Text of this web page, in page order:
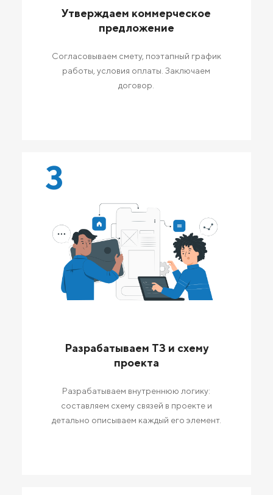
Утверждаем коммерческое
предложение
Согласовываем смету, поэтапный график
работы, условия оплаты. Заключаем
договор.
3
Разрабатываем ТЗ и схему
проекта
Разрабатываем внутреннюю логику:
составляем схему связей в проекте и
детально описываем каждый его элемент.